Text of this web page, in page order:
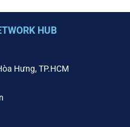
HUB
Hưng, TP.HCM